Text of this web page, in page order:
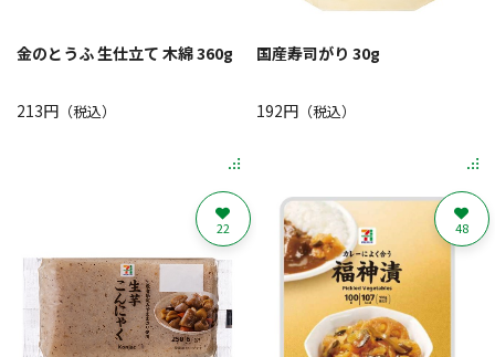
金のとうふ 生仕立て 木綿 360g
213円 （税込）
国産寿司がり 30g
192円（税込）
22 48